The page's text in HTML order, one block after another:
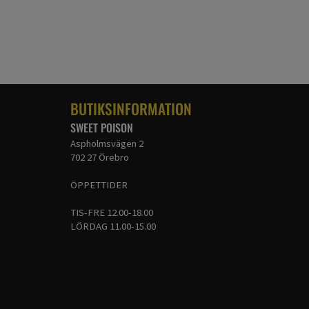
BUTIKSINFORMATION
SWEET POISON
Aspholmsvägen 2
702 27 Örebro
ÖPPETTIDER
TIS-FRE 12.00-18.00
LÖRDAG 11.00-15.00